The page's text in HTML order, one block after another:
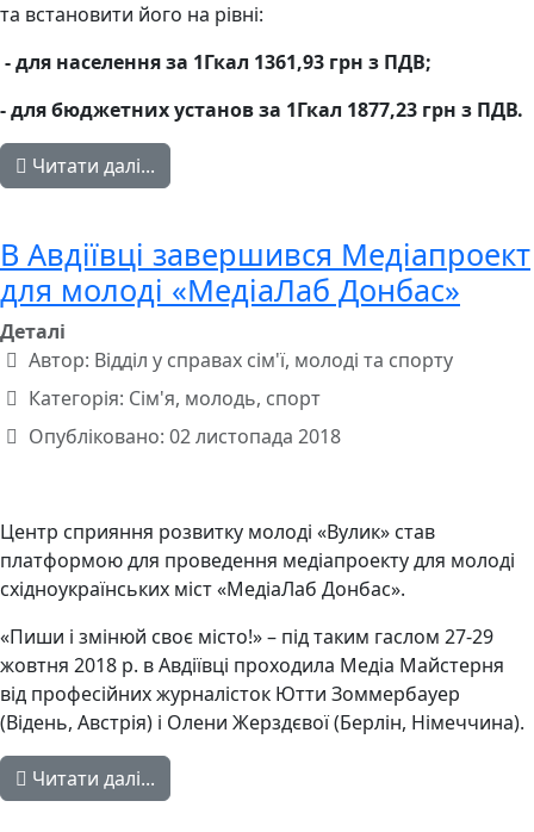
та встановити його на рівні:
- для населення за 1Гкал 1361,93 грн з ПДВ;
- для бюджетних установ за 1Гкал 1877,23 грн з ПДВ.
Читати далі...
В Авдіївці завершився Медіапроект
для молоді «МедіаЛаб Донбас»
Деталі
Автор: Відділ у справах сім'ї, молоді та спорту
Категорія: Сім'я, молодь, спорт
Опубліковано: 02 листопада 2018
Центр сприяння розвитку молоді «Вулик» став
платформою для проведення медіапроекту для молоді
східноукраїнських міст «МедіаЛаб Донбас».
«Пиши і змінюй своє місто!» – під таким гаслом 27-29
жовтня 2018 р. в Авдіївці проходила Медіа Майстерня
від професійних журналісток Ютти Зоммербауер
(Відень, Австрія) і Олени Жерздєвої (Берлін, Німеччина).
Читати далі...